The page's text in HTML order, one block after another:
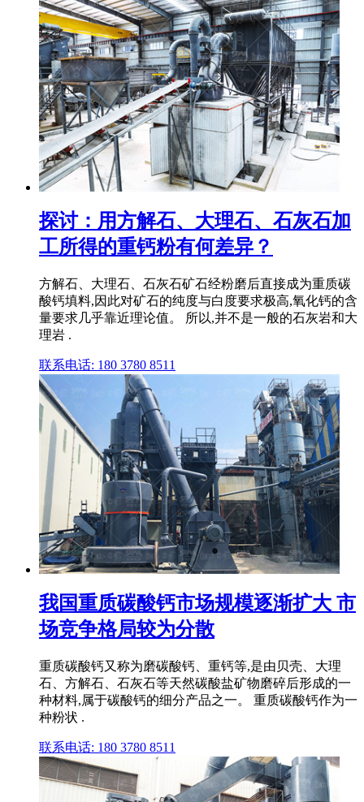
探讨：用方解石、大理石、石灰石加
工所得的重钙粉有何差异？
方解石、大理石、石灰石矿石经粉磨后直接成为重质碳
酸钙填料,因此对矿石的纯度与白度要求极高,氧化钙的含
量要求几乎靠近理论值。 所以,并不是一般的石灰岩和大
理岩 .
联系电话: 180 3780 8511
我国重质碳酸钙市场规模逐渐扩大 市
场竞争格局较为分散
重质碳酸钙又称为磨碳酸钙、重钙等,是由贝壳、大理
石、方解石、石灰石等天然碳酸盐矿物磨碎后形成的一
种材料,属于碳酸钙的细分产品之一。 重质碳酸钙作为一
种粉状 .
联系电话: 180 3780 8511